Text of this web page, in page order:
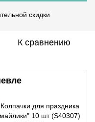
скидки
К сравнению